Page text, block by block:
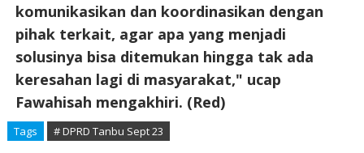
komunikasikan dan koordinasikan dengan
pihak terkait, agar apa yang menjadi
solusinya bisa ditemukan hingga tak ada
keresahan lagi di masyarakat," ucap
Fawahisah mengakhiri. (Red)
Tags # DPRD Tanbu Sept 23